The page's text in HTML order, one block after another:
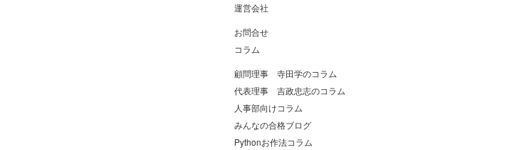
運営会社
お問合せ
コラム
顧問理事 寺田学のコラム
代表理事 吉政忠志のコラム
人事部向けコラム
みんなの合格ブログ
Pythonお作法コラム